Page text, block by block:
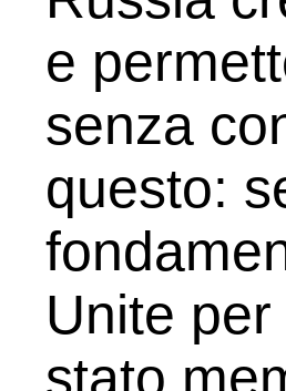
e
senza
questo:
Unite
stato